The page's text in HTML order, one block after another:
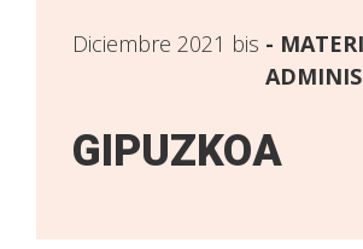
Diciembre 2021 bis
GIPUZKOA